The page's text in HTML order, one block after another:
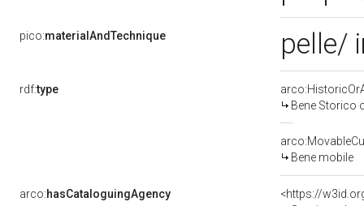
pico:materialAndTechnique pelle/
rdf:type
Bene Storico
Bene mobile
arco:hasCataloguingAgency
<https://